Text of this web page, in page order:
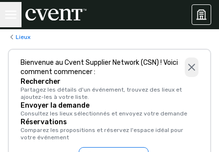
Lieux
Bienvenue au Cvent Supplier Network (CSN) ! Voici
comment commencer :
Rechercher
Partagez les détails d'un événement, trouvez des lieux et
ajoutez-les à votre liste.
Envoyer la demande
Consultez les lieux sélectionnés et envoyez votre demande
Réservations
Comparez les propositions et réservez l'espace idéal pour
votre événement